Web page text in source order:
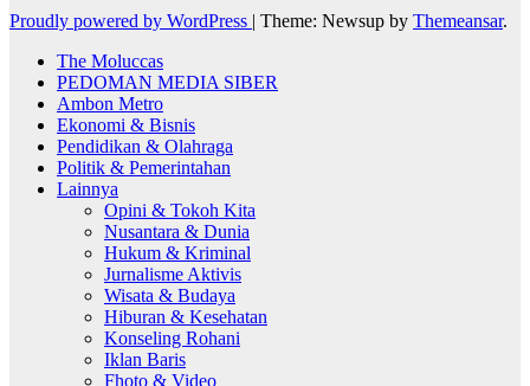
Proudly powered by WordPress | Theme: Newsup by Themeansar.
The Moluccas
PEDOMAN MEDIA SIBER
Ambon Metro
Ekonomi & Bisnis
Pendidikan & Olahraga
Politik & Pemerintahan
Lainnya
Opini & Tokoh Kita
Nusantara & Dunia
Hukum & Kriminal
Jurnalisme Aktivis
Wisata & Budaya
Hiburan & Kesehatan
Konseling Rohani
Iklan Baris
Fhoto & Video